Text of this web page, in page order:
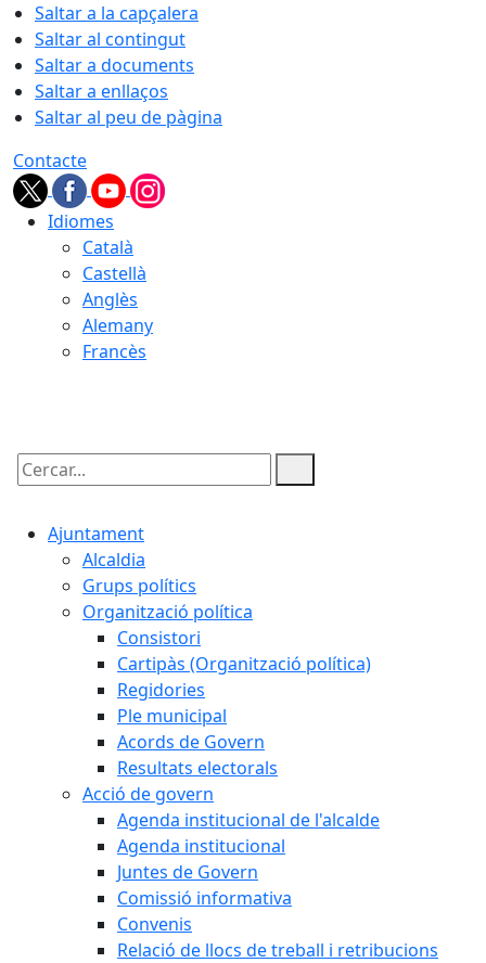
Saltar a la capçalera
Saltar al contingut
Saltar a documents
Saltar a enllaços
Saltar al peu de pàgina
Contacte
Idiomes
Català
Castellà
Anglès
Alemany
Francès
Cercar:
Ajuntament
Alcaldia
Grups polítics
Organització política
Consistori
Cartipàs (Organització política)
Regidories
Ple municipal
Acords de Govern
Resultats electorals
Acció de govern
Agenda institucional de l'alcalde
Agenda institucional
Juntes de Govern
Comissió informativa
Convenis
Relació de llocs de treball i retribucions